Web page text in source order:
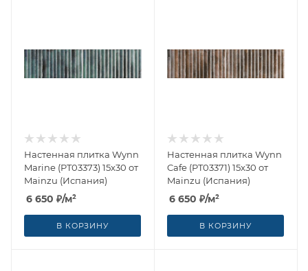
Настенная плитка Wynn
Marine (PT03373) 15x30 от
Mainzu (Испания)
6 650 ₽/м²
В КОРЗИНУ
Настенная плитка Wynn
Cafe (PT03371) 15x30 от
Mainzu (Испания)
6 650 ₽/м²
В КОРЗИНУ